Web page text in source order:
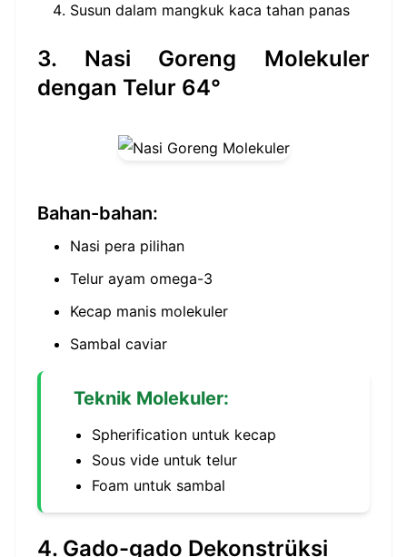
Susun dalam mangkuk kaca tahan panas
3. Nasi Goreng Molekuler
dengan Telur 64°
Bahan-bahan:
Nasi pera pilihan
Telur ayam omega-3
Kecap manis molekuler
Sambal caviar
Teknik Molekuler:
Spherification untuk kecap
Sous vide untuk telur
Foam untuk sambal
4. Gado-gado Dekonstrüksi